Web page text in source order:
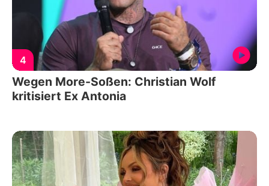
4
Wegen More-Soßen: Christian Wolf
kritisiert Ex Antonia